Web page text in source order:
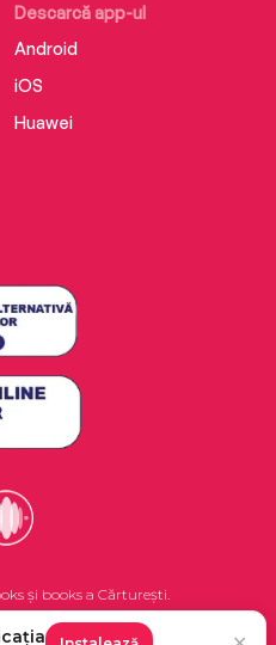
Descarcă app-ul
Android
iOS
Huawei
și books a Cărturești.